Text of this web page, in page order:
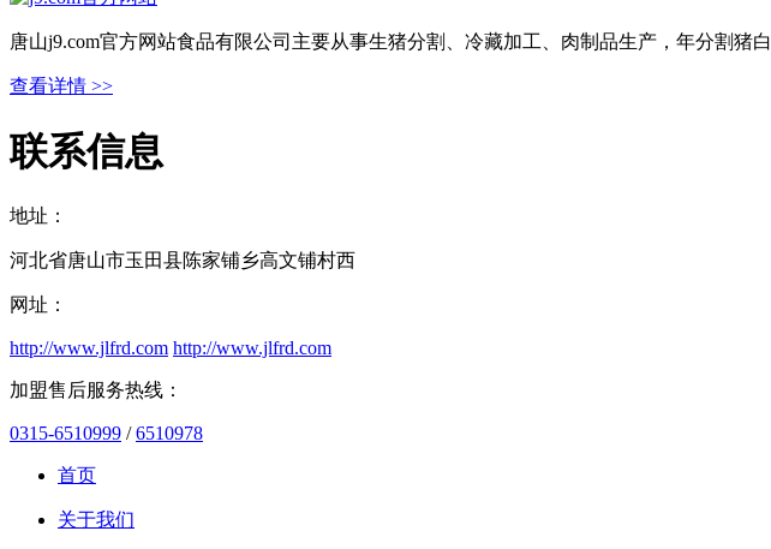
唐山j9.com官方网站食品有限公司主要从事生猪分割、冷藏加工、肉制品生产，年分割
查看详情 >>
联系信息
地址：
河北省唐山市玉田县陈家铺乡高文铺村西
网址：
http://www.jlfrd.com http://www.jlfrd.com
加盟售后服务热线：
0315-6510999 /6510978
首页
关于我们